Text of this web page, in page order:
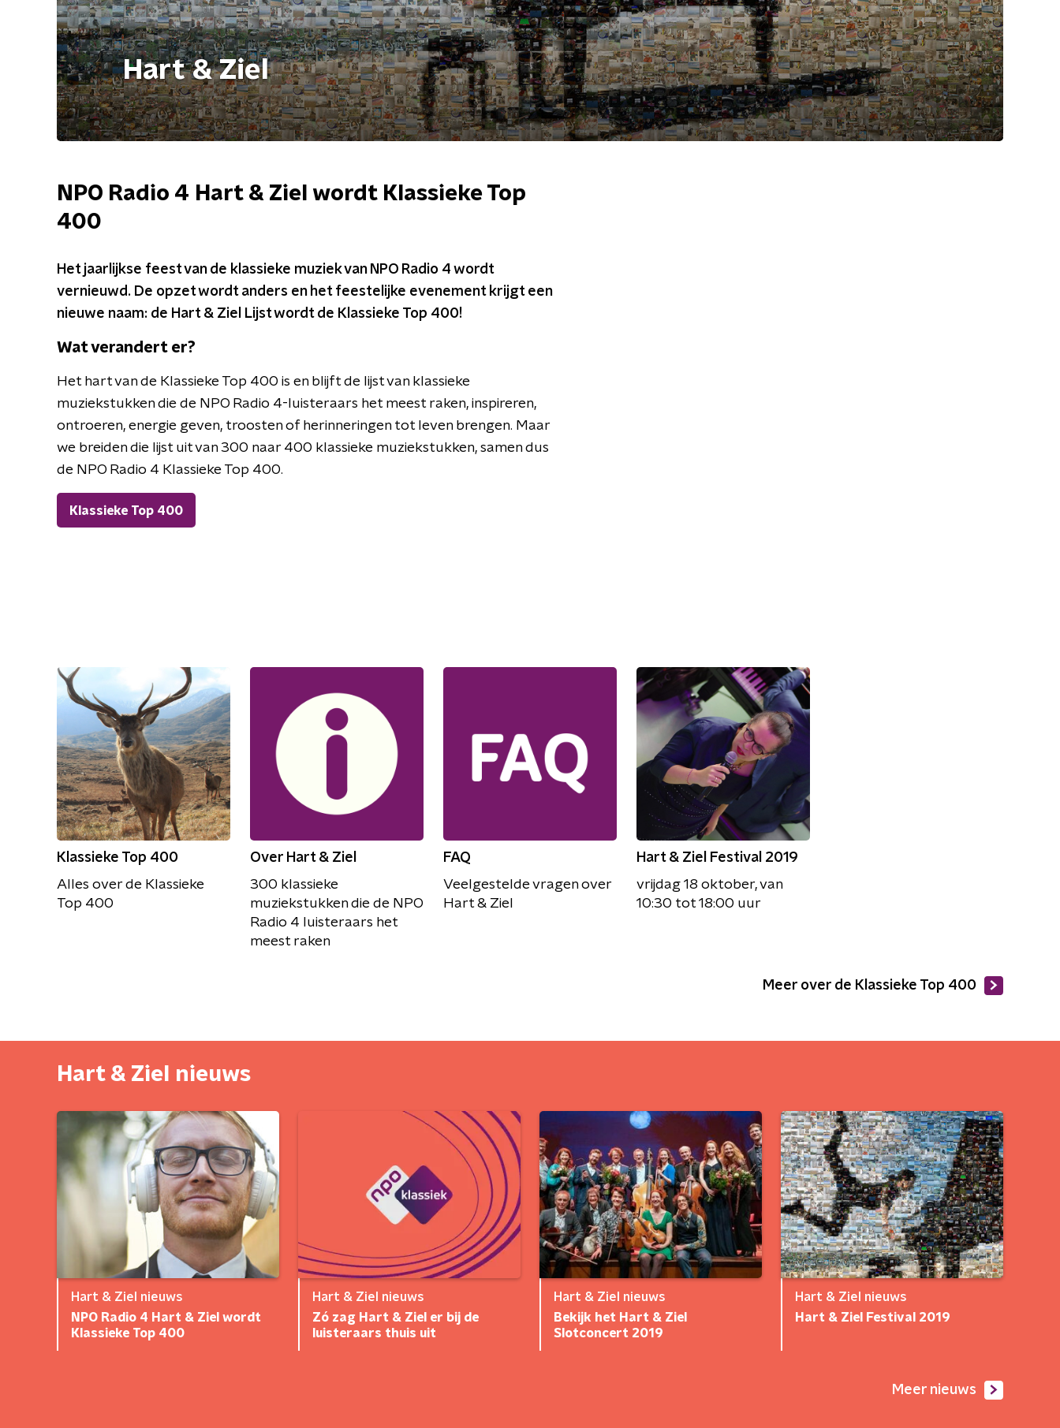
Hart & Ziel
NPO Radio 4 Hart & Ziel wordt Klassieke Top
400
Het jaarlijkse feest van de klassieke muziek van NPO Radio 4 wordt
vernieuwd. De opzet wordt anders en het feestelijke evenement krijgt een
nieuwe naam: de Hart & Ziel Lijst wordt de Klassieke Top 400!
Wat verandert er?
Het hart van de Klassieke Top 400 is en blijft de lijst van klassieke
muziekstukken die de NPO Radio 4-luisteraars het meest raken, inspireren,
ontroeren, energie geven, troosten of herinneringen tot leven brengen. Maar
we breiden die lijst uit van 300 naar 400 klassieke muziekstukken, samen dus
de NPO Radio 4 Klassieke Top 400.
Klassieke Top 400
Klassieke Top 400
Alles over de Klassieke
Top 400
Over Hart & Ziel
300 klassieke
muziekstukken die de NPO
Radio 4 luisteraars het
meest raken
FAQ
Veelgestelde vragen over
Hart & Ziel
Hart & Ziel Festival 2019
vrijdag 18 oktober, van
10:30 tot 18:00 uur
Meer over de Klassieke Top 400
Hart & Ziel nieuws
Hart & Ziel nieuws
NPO Radio 4 Hart & Ziel wordt
Klassieke Top 400
Hart & Ziel nieuws
Zó zag Hart & Ziel er bij de
luisteraars thuis uit
Hart & Ziel nieuws
Bekijk het Hart & Ziel
Slotconcert 2019
Hart & Ziel nieuws
Hart & Ziel Festival 2019
Meer nieuws